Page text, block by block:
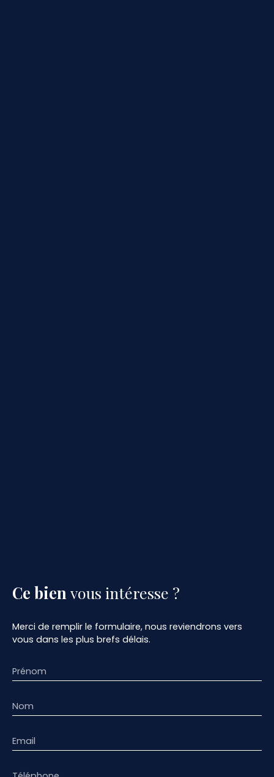
Ce bien vous intéresse ?
Merci de remplir le formulaire, nous reviendrons vers
vous dans les plus brefs délais.
Prénom
Nom
Email